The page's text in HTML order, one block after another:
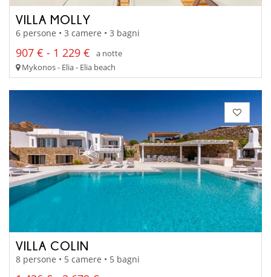
VILLA MOLLY
6 persone • 3 camere • 3 bagni
907 € - 1 229 €
a notte
Mykonos - Elia - Elia beach
VILLA COLIN
8 persone • 5 camere • 5 bagni